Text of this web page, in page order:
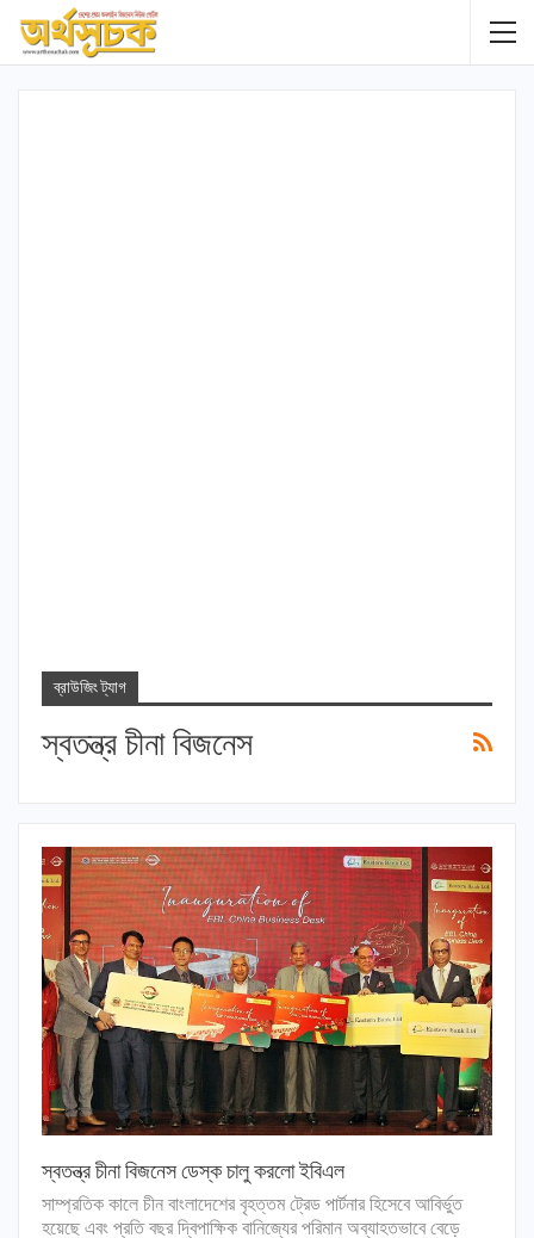
ব্রাউজিং ট্যাগ
স্বতন্ত্র চীনা বিজনেস
স্বতন্ত্র চীনা বিজনেস ডেস্ক চালু করলো ইবিএল
সাম্প্রতিক কালে চীন বাংলাদেশের বৃহত্তম ট্রেড পার্টনার হিসেবে আবির্ভুত
হয়েছে এবং প্রতি বছর দ্বিপাক্ষিক বানিজ্যের পরিমান অব্যাহতভাবে বেড়ে